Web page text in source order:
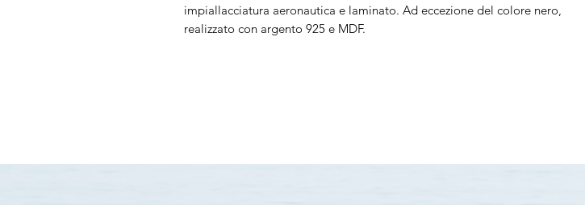
impiallacciatura aeronautica e laminato. Ad eccezione del colore nero,
realizzato con argento 925 e MDF.